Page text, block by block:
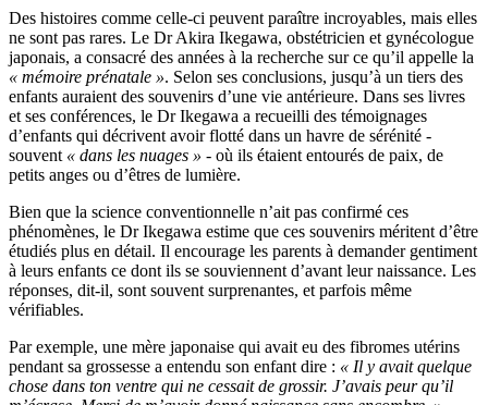
Des histoires comme celle-ci peuvent paraître incroyables, mais elles
ne sont pas rares. Le Dr Akira Ikegawa, obstétricien et gynécologue
japonais, a consacré des années à la recherche sur ce qu’il appelle la
« mémoire prénatale ». Selon ses conclusions, jusqu’à un tiers des
enfants auraient des souvenirs d’une vie antérieure. Dans ses livres
et ses conférences, le Dr Ikegawa a recueilli des témoignages
d’enfants qui décrivent avoir flotté dans un havre de sérénité -
souvent « dans les nuages » - où ils étaient entourés de paix, de
petits anges ou d’êtres de lumière.
Bien que la science conventionnelle n’ait pas confirmé ces
phénomènes, le Dr Ikegawa estime que ces souvenirs méritent d’être
étudiés plus en détail. Il encourage les parents à demander gentiment
à leurs enfants ce dont ils se souviennent d’avant leur naissance. Les
réponses, dit-il, sont souvent surprenantes, et parfois même
vérifiables.
Par exemple, une mère japonaise qui avait eu des fibromes utérins
pendant sa grossesse a entendu son enfant dire : « Il y avait quelque
chose dans ton ventre qui ne cessait de grossir. J’avais peur qu’il